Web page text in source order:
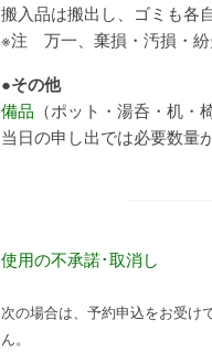
搬入品は搬出し、ゴミも各
※注 万一、棄損・汚損・紛
●その他
備品 （ポット・湯呑・机
当日の申し出では必要数量
使用の不承諾･取消し
次の場合は、予約申込をお受け
ん。